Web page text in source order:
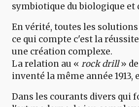
symbiotique du biologique et
En vérité, toutes les
ce qui compte c'est la
une création complexe.
La relation au « rock drill» de
inventé la même année 1913,
Dans les courants divers qui